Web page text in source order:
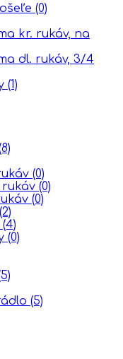
(0)
kr. rukáv, na
dl. rukáv, 3/4
(1)
(0)
(0)
(0)
(2)
(4)
(0)
(5)